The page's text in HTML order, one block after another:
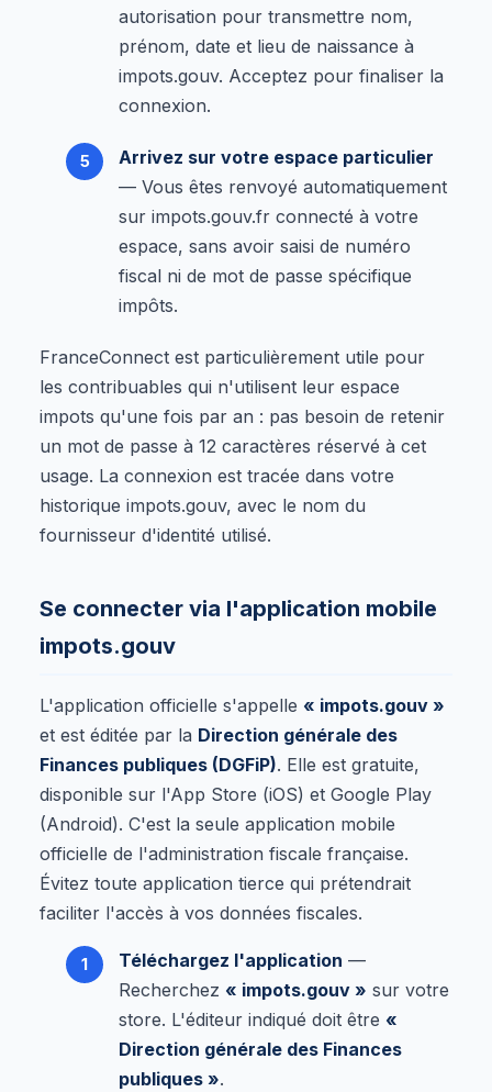
autorisation pour transmettre nom,
prénom, date et lieu de naissance à
impots.gouv. Acceptez pour finaliser la
connexion.
Arrivez sur votre espace particulier
— Vous êtes renvoyé automatiquement
sur impots.gouv.fr connecté à votre
espace, sans avoir saisi de numéro
fiscal ni de mot de passe spécifique
impôts.
FranceConnect est particulièrement utile pour
les contribuables qui n'utilisent leur espace
impots qu'une fois par an : pas besoin de retenir
un mot de passe à 12 caractères réservé à cet
usage. La connexion est tracée dans votre
historique impots.gouv, avec le nom du
fournisseur d'identité utilisé.
Se connecter via l'application mobile
impots.gouv
L'application officielle s'appelle « impots.gouv »
et est éditée par la Direction générale des
Finances publiques (DGFiP). Elle est gratuite,
disponible sur l'App Store (iOS) et Google Play
(Android). C'est la seule application mobile
officielle de l'administration fiscale française.
Évitez toute application tierce qui prétendrait
faciliter l'accès à vos données fiscales.
Téléchargez l'application —
Recherchez « impots.gouv » sur votre
store. L'éditeur indiqué doit être «
Direction générale des Finances
publiques ».